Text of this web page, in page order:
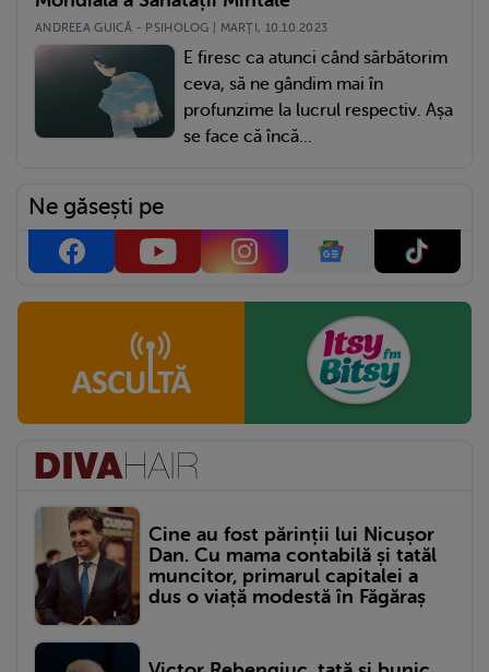
ANDREEA GUICĂ - PSIHOLOG | MARŢI, 10.10.2023
E firesc ca atunci când sărbătorim
ceva, să ne gândim mai în
profunzime la lucrul respectiv. Așa
se face că încă...
Ne găsești pe
Cine au fost părinții lui Nicușor
Dan. Cu mama contabilă și tatăl
muncitor, primarul capitalei a
dus o viață modestă în Făgăraș